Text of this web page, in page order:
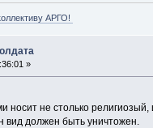
АРГО!
»
не столько религиозый,
вид должен быть уничтожен.